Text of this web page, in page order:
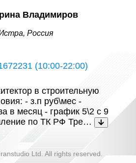
Владимиров
Россия
(10:00-22:00)
в строительную
- з.п руб\мес -
в месяц - график 5\2 с 9
по ТК РФ Тре…
Ltd. All rights reserved.